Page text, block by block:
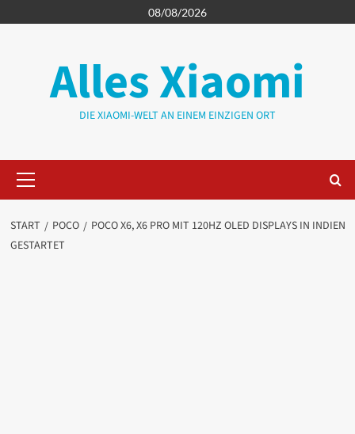
Inhalt
08/08/2026
Alles Xiaomi
DIE XIAOMI-WELT AN EINEM EINZIGEN ORT
Menü
START POCO
POCO X6, X6 PRO MIT 120HZ OLED DISPLAYS IN INDIEN
GESTARTET